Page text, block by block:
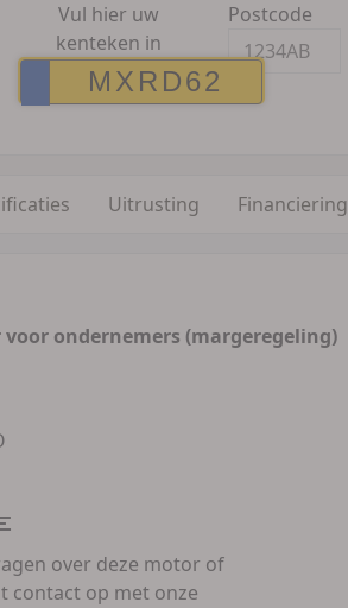
Vul hier uw
kenteken in
Postcode
Uitrusting Financiering
ondernemers (margeregeling)
over deze motor of
contact op met onze